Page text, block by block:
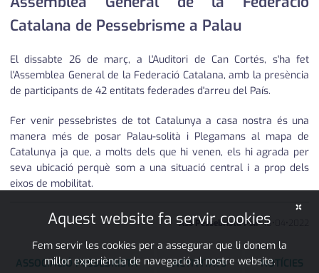
Catalana de Pessebrisme a Palau
El dissabte 26 de març, a L'Auditori de Can Cortés, s'ha fet
l'Assemblea General de la Federació Catalana, amb la presència
de participants de 42 entitats federades d'arreu del País.
Fer venir pessebristes de tot Catalunya a casa nostra és una
manera més de posar Palau-solità i Plegamans al mapa de
Catalunya ja que, a molts dels que hi venen, els hi agrada per
seva ubicació perquè som a una situació central i a prop dels
eixos de mobilitat.
Ass Pessebrista PsiP18
ASSOCIACIÓ PESSEBRISTA ACTIVITATS NOTÍCIES
×
Aquest website fa servir cookies
Fem servir les cookies per a assegurar que li donem la
millor experiència de navegació al nostre website.